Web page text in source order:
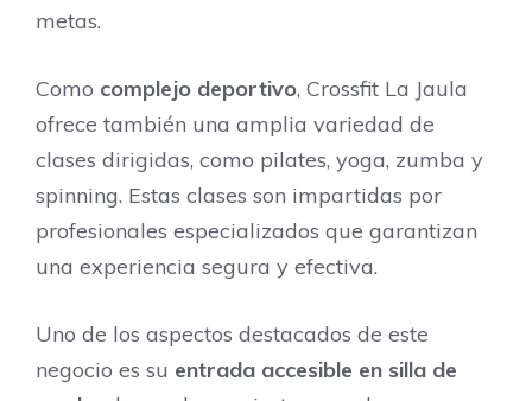
metas.
Como complejo deportivo, Crossfit La Jaula
ofrece también una amplia variedad de
clases dirigidas, como pilates, yoga, zumba y
spinning. Estas clases son impartidas por
profesionales especializados que garantizan
una experiencia segura y efectiva.
Uno de los aspectos destacados de este
negocio es su entrada accesible en silla de